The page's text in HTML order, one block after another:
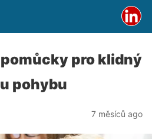
pro klidný
pohybu
7 měsíců ago